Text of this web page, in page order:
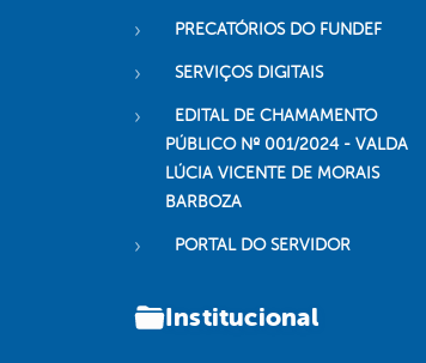
PRECATÓRIOS DO FUNDEF
SERVIÇOS DIGITAIS
EDITAL DE CHAMAMENTO
PÚBLICO Nº 001/2024 - VALDA
LÚCIA VICENTE DE MORAIS
BARBOZA
PORTAL DO SERVIDOR
Institucional